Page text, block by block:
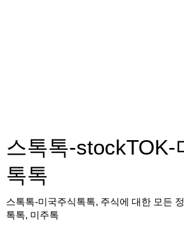
스톡톡-stockTOK-
톡톡
스톡톡-미국주식톡톡, 주식에 대한 모든
톡톡, 미주톡